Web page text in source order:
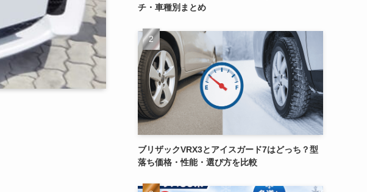
チ・車種別まとめ
ブリザックVRX3とアイスガード7はどっち？型
落ち価格・性能・選び方を比較